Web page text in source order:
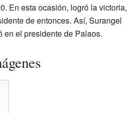
En esta ocasión, logró la victoria,
de entonces. Así, Surangel
en el presidente de Palaos.